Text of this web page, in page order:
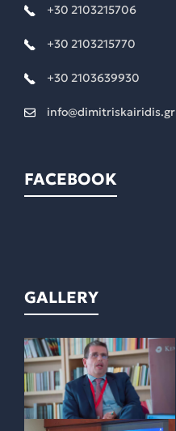
+30 2103215706
+30 2103215770
+30 2103639930
info@dimitriskairidis.gr
FACEBOOK
GALLERY